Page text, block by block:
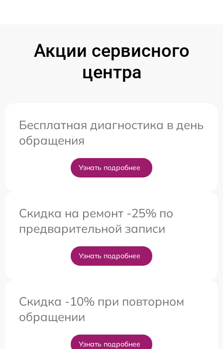
Акции сервисного
центра
Бесплатная диагностика в день
обращения
Узнать подробнее
Скидка на ремонт -25% по
предварительной записи
Узнать подробнее
Скидка -10% при повторном
обращении
Узнать подробнее